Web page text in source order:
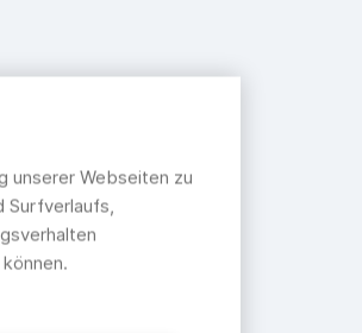
unserer Webseiten zu
Surfverlaufs,